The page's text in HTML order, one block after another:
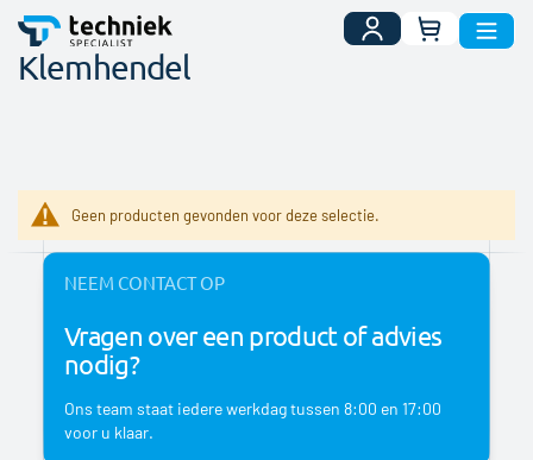
Uw
Klemhendel
Geen producten gevonden voor deze selectie.
Vragen over een product of advies
nodig?
NEEM CONTACT OP
Ons team staat iedere werkdag tussen 8:00 en 17:00
voor u klaar.